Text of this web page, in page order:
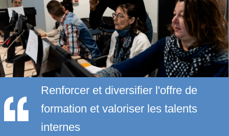
Renforcer et diversifier l'offre de
formation et valoriser les talents
internes